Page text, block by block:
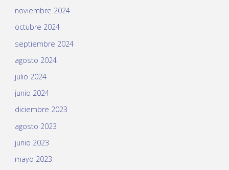
noviembre 2024
octubre 2024
septiembre 2024
agosto 2024
julio 2024
junio 2024
diciembre 2023
agosto 2023
junio 2023
mayo 2023